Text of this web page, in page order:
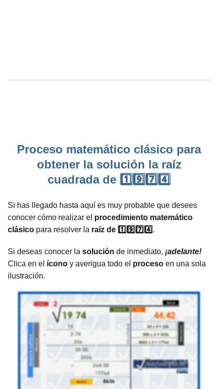
Proceso matemático clásico para
obtener la solución la raíz
cuadrada de 1️⃣9️⃣7️⃣4️⃣
Si has llegado hasta aquí es muy probable que desees
conocer cómo realizar el procedimiento matemático
clásico para resolver la raíz de 1️⃣9️⃣7️⃣4️⃣ .
Si deseas conocer la solución de inmediato, ¡adelante!
Clica en el ícono y averigua todo el proceso en una sola
ilustración.